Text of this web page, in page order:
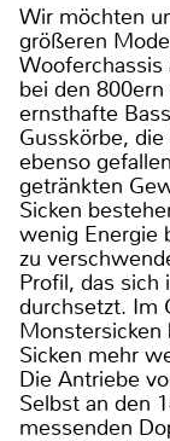
Wir möchten
größeren
Wooferchassis
bei den
ernsthafte
Gusskörbe,
ebenso
getränkten
Sicken
wenig Energie
zu
Profil, das sich
durchsetzt. Im
Monstersicken
Sicken mehr
Die Antriebe
Selbst an den
messenden